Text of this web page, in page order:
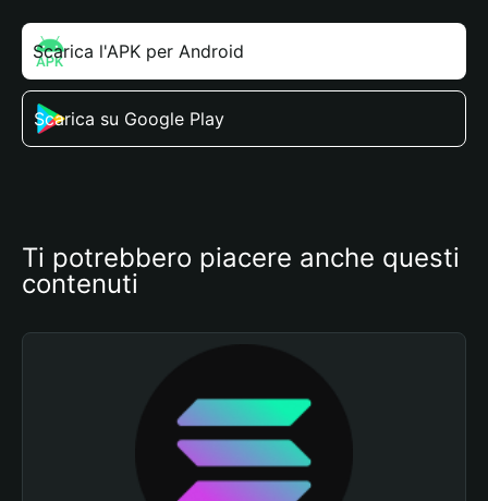
Scarica l'APK per Android
Scarica su Google Play
Ti potrebbero piacere anche questi
contenuti